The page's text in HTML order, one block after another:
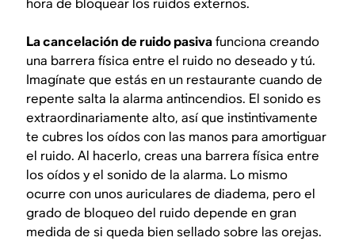
hora de bloquear los ruidos externos.
La cancelación de ruido pasivafunciona creando
una barrerafísica entre el ruido no deseado y tú.
Imagínate que estás en un restaurante cuando de
repente salta la alarma antincendios. El sonido es
extraordinariamente alto, así que instintivamente
te cubres los oídos con las manos para amortiguar
el ruido. Al hacerlo, creas una barrera física entre
los oídos y el sonido de la alarma. Lo mismo
ocurre con unos auriculares de diadema, pero el
grado de bloqueo del ruido depende en gran
medida de si queda bien sellado sobre las orejas.